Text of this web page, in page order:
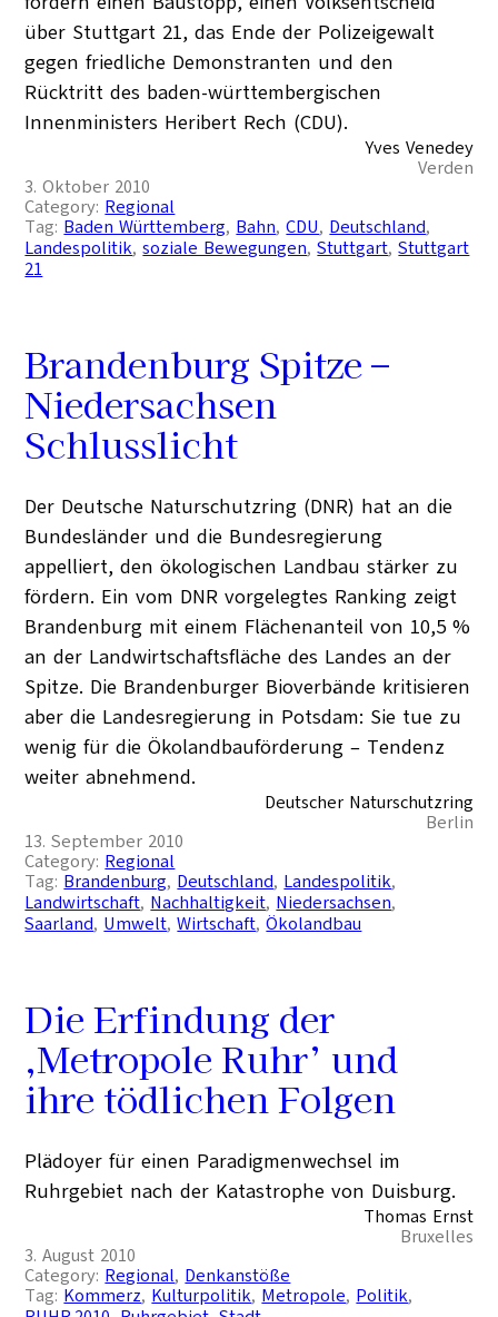
über Stuttgart 21, das Ende der Polizeigewalt
gegen friedliche Demonstranten und den
Rücktritt des baden-württembergischen
Innenministers Heribert Rech (CDU).
Yves Venedey
Verden
3. Oktober 2010
Category: Regional
Tag: Baden Württemberg, Bahn, CDU, Deutschland
Landespolitik, soziale Bewegungen, Stuttgart, Stuttgart
21
Brandenburg Spitze –
Niedersachsen
Schlusslicht
Der Deutsche Naturschutzring (DNR) hat an die
Bundesländer und die Bundesregierung
appelliert, den ökologischen Landbau stärker zu
fördern. Ein vom DNR vorgelegtes Ranking zeigt
Brandenburg mit einem Flächenanteil von 10,5 %
an der Landwirtschaftsfläche des Landes an der
Spitze. Die Brandenburger Bioverbände kritisieren
aber die Landesregierung in Potsdam: Sie tue zu
wenig für die Ökolandbauförderung – Tendenz
weiter abnehmend.
Deutscher Naturschutzring
Berlin
13. September 2010
Category: Regional
Tag: Brandenburg, Deutschland, Landespolitik
Landwirtschaft, Nachhaltigkeit, Niedersachsen
Saarland, Umwelt, Wirtschaft, Ökolandbau
Die Erfindung der
‚Metropole Ruhr’ und
ihre tödlichen Folgen
Plädoyer für einen Paradigmenwechsel im
Ruhrgebiet nach der Katastrophe von Duisburg.
Thomas Ernst
Bruxelles
3. August 2010
Category: Regional, Denkanstöße
Tag: Kommerz, Kulturpolitik, Metropole, Politik